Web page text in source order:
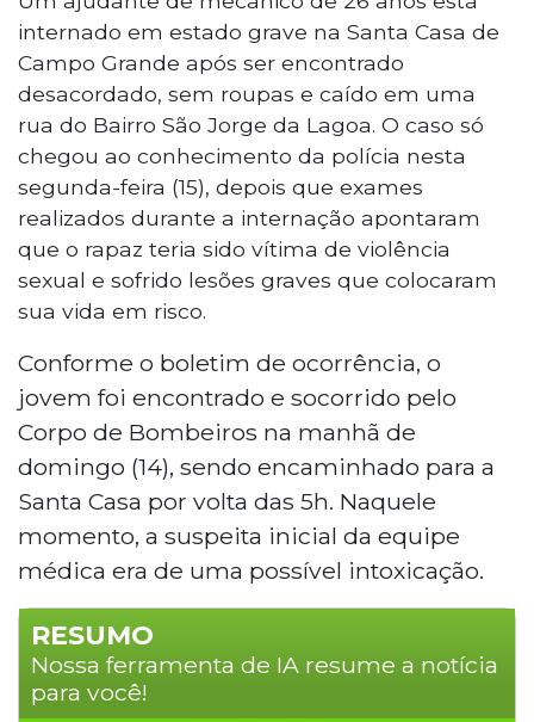
internado em estado grave na Santa Casa de
Campo Grande após ser encontrado
desacordado, sem roupas e caído em uma
rua do Bairro São Jorge da Lagoa. O caso só
chegou ao conhecimento da polícia nesta
segunda-feira (15), depois que exames
realizados durante a internação apontaram
que o rapaz teria sido vítima de violência
sexual e sofrido lesões graves que colocaram
sua vida em risco.
Conforme o boletim de ocorrência, o
jovem foi encontrado e socorrido pelo
Corpo de Bombeiros na manhã de
domingo (14), sendo encaminhado para a
Santa Casa por volta das 5h. Naquele
momento, a suspeita inicial da equipe
médica era de uma possível intoxicação.
RESUMO
Nossa ferramenta de IA resume a notícia
para você!